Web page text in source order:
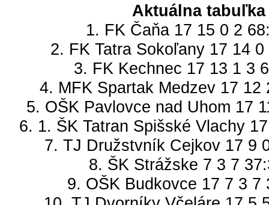
Aktuálna tabuľka
1. FK Čaňa 17 15 0 2
2. FK Tatra Sokoľany 17 14
3. FK Kechnec 17 13 1 3
4. MFK Spartak Medzev 17 12
5. OŠK Pavlovce nad Uhom 17
6. 1. ŠK Tatran Spišské Vlachy
7. TJ Družstvník Cejkov 17 9
8. ŠK Strážske 7 3 7
9. OŠK Budkovce 17 7 3 7